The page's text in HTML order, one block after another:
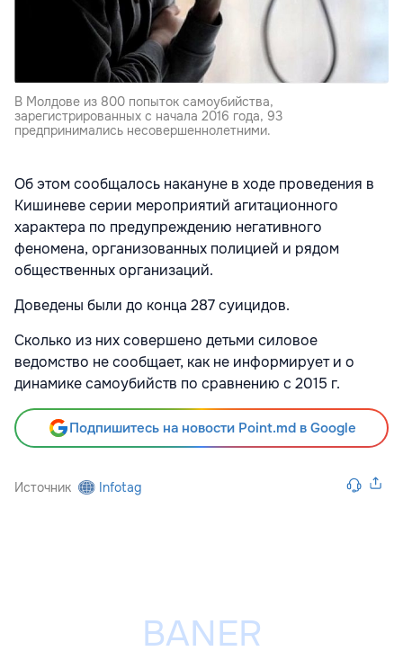
В Молдове из 800 попыток самоубийства,
зарегистрированных с начала 2016 года, 93
предпринимались несовершеннолетними.
Об этом сообщалось накануне в ходе проведения в
Кишиневе серии мероприятий агитационного
характера по предупреждению негативного
феномена, организованных полицией и рядом
общественных организаций.
Доведены были до конца 287 суицидов.
Сколько из них совершено детьми силовое
ведомство не сообщает, как не информирует и о
динамике самоубийств по сравнению с 2015 г.
Подпишитесь на новости Point.md в Google
Источник Infotag